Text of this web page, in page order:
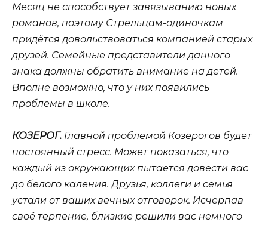
Месяц не способствует завязыванию новых
романов, поэтому Стрельцам-одиночкам
придётся довольствоваться компанией старых
друзей. Семейные представители данного
знака должны обратить внимание на детей.
Вполне возможно, что у них появились
проблемы в школе.
КОЗЕРОГ. Главной проблемой Козерогов будет
постоянный стресс. Может показаться, что
каждый из окружающих пытается довести вас
до белого каления. Друзья, коллеги и семья
устали от ваших вечных отговорок. Исчерпав
своё терпение, близкие решили вас немного